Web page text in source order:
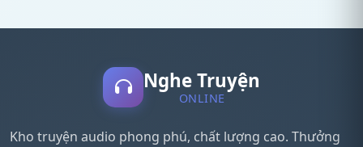
Nghe Truyện
ONLINE
Kho truyện audio phong phú, chất lượng cao. Thưởng